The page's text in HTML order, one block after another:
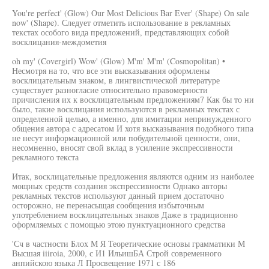
You're perfect' (Glow) Our Most Delicious Bar Ever' (Shape) On sale
now' (Shape). Следует отметить использование в рекламных
текстах особого вида предложений, представляющих собой
восклицания-междометия
oh my' (Covergirl) Wow' (Glow) M'm' M'm' (Cosmopolitan) •
Несмотря на то, что все эти высказывания оформлены
восклицательным знаком, в лингвистической литературе
существует разногласие относительно правомерности
причисления их к восклицательным предложениям7 Как бы то ни
было, такие восклицания используются в рекламных текстах с
определенной целью, а именно, для имитации непринужденного
общения автора с адресатом И хотя высказывания подобного типа
не несут информационной или побудительной ценности, они,
несомненно, вносят свой вклад в усиление экспрессивности
рекламного текста
Итак, восклицательные предложения являются одним из наиболее
мощных средств создания экспрессивности Однако авторы
рекламных текстов используют данный прием достаточно
осторожно, не перенасыщая сообщения избыточным
употреблением восклицательных знаков Даже в традиционно
оформляемых с помощью этою пунктуационного средства
'Сч в частности Блох М Я Теоретические основы грамматики М
Высшая iiiroia, 2000, с И1 ИльишБА Строй современного
анпийскою языка Л Просвещение 1971 с 186